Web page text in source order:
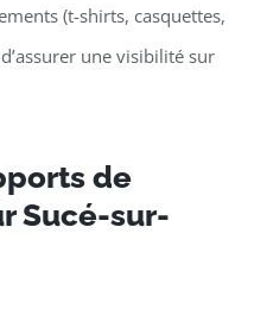
(t-shirts, casquettes,
une visibilité sur
de
Sucé-sur-